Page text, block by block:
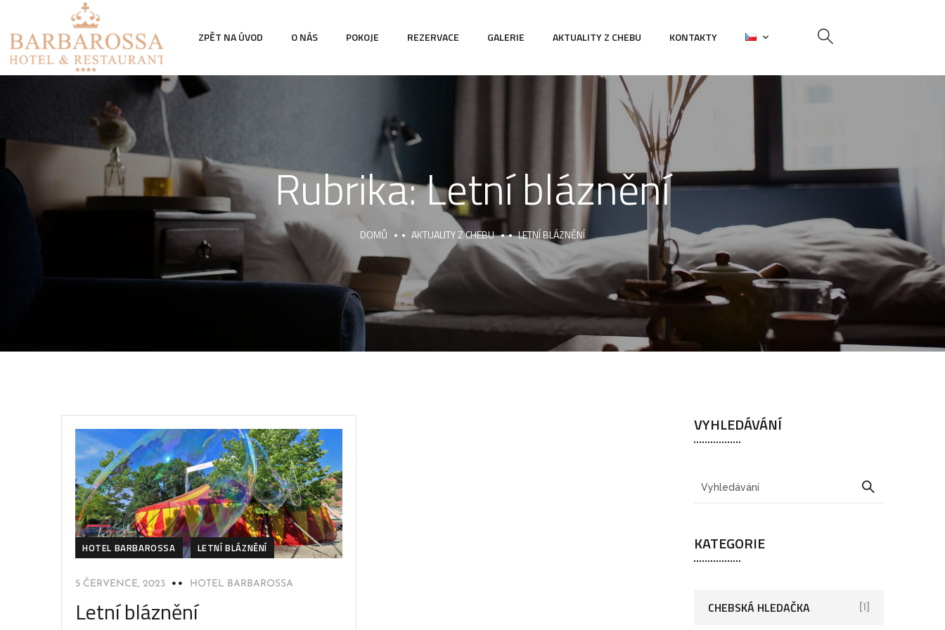
ZPĚT NA ÚVOD O NÁS POKOJE REZERVACE GALERIE AKTUALITY Z CHEBU KONTAKTY
Rubrika:Letní bláznění
DOMŮ AKTUALITY Z CHEBU LETNÍ BLÁZNĚNÍ
HOTEL BARBAROSSA LETNÍ BLÁZNĚNÍ
5 ČERVENCE, 2023 HOTEL BARBAROSSA
Letní bláznění
VYHLEDÁVÁNÍ
KATEGORIE
CHEBSKÁ HLEDAČKA [1]